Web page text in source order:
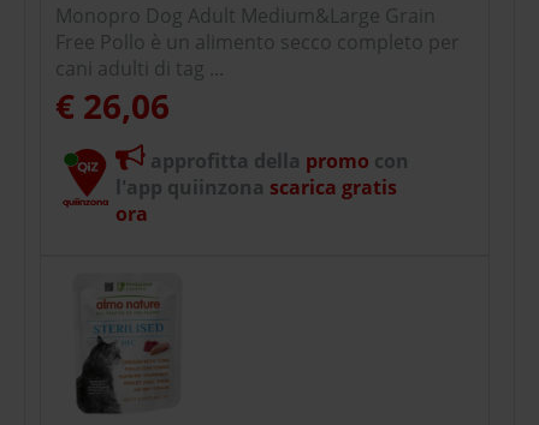
Monopro Dog Adult Medium&Large Grain
Free Pollo è un alimento secco completo per
cani adulti di tag ...
€ 26,06
approfitta della promo con
l'app quiinzona scarica gratis
ora